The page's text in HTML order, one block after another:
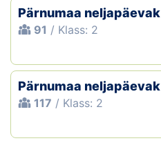
Pärnumaa neljapäevak
91 / Klass: 2
Pärnumaa neljapäevak
117 / Klass: 2